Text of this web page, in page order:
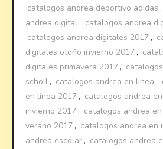
catalogos andrea deportivo adidas ,
andrea digital , catalogos andrea
catalogos andrea digitales 2017 ,
digitales otoño invierno 2017 ,
digitales primavera 2017 ,
scholl , catalogos andrea en linea ,
en linea 2017 , catalogos andrea
invierno 2017 , catalogos andrea
verano 2017 , catalogos andrea en
andrea escolar , catalogos andrea